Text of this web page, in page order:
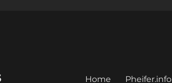
Home Pheifer.info